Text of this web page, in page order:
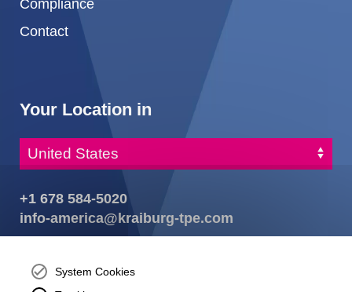
Compliance
Contact
Your Location in
+1 678 584-5020
info-america@kraiburg-tpe.com
Buford, GA 30518
josh.ackernecht@kraiburg-tpe.com
System Cookies